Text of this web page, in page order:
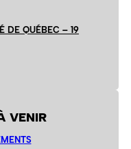
DE QUÉBEC – 19
VENIR